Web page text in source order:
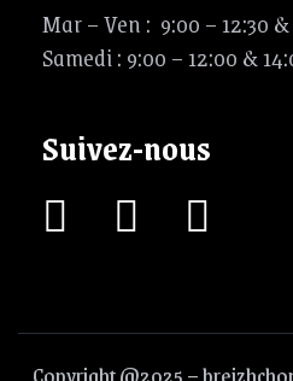
Mar – Ven : 9:00 – 12:30 &
Samedi : 9:00 – 12:00 &
Suivez-nous